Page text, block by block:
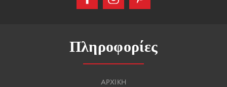
Πληροφορίες
ΑΡΧΙΚΗ